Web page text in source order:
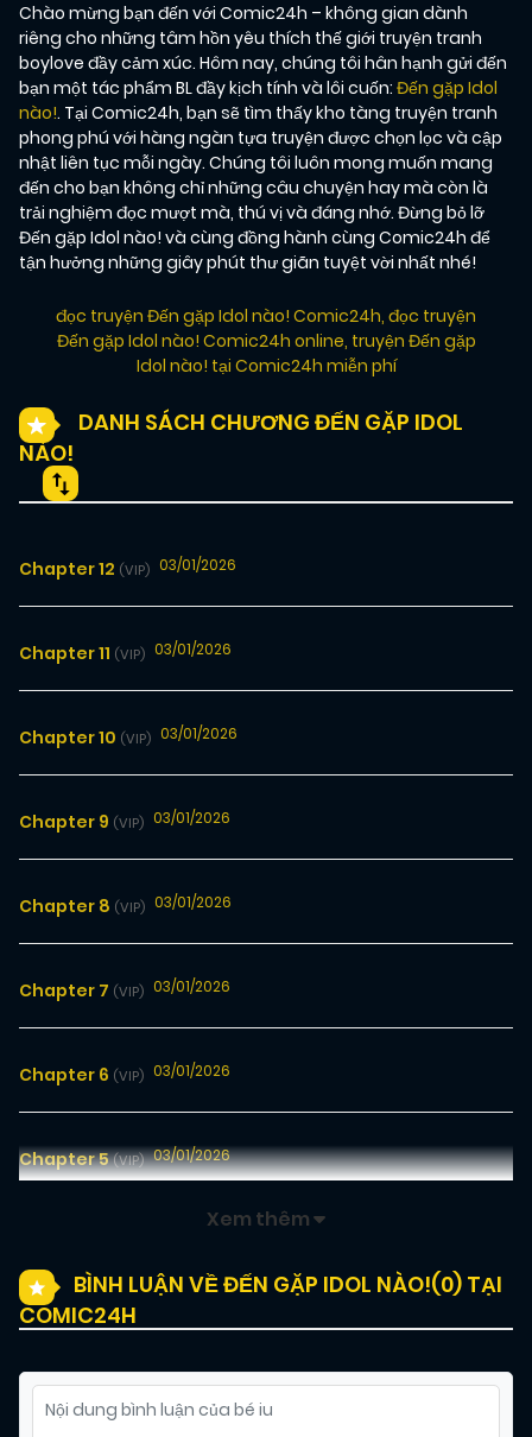
Chào mừng bạn đến với Comic24h – không gian dành
riêng cho những tâm hồn yêu thích thế giới truyện tranh
boylove đầy cảm xúc. Hôm nay, chúng tôi hân hạnh gửi đến
bạn một tác phẩm BL đầy kịch tính và lôi cuốn: Đến gặp Idol
nào!. Tại Comic24h, bạn sẽ tìm thấy kho tàng truyện tranh
phong phú với hàng ngàn tựa truyện được chọn lọc và cập
nhật liên tục mỗi ngày. Chúng tôi luôn mong muốn mang
đến cho bạn không chỉ những câu chuyện hay mà còn là
trải nghiệm đọc mượt mà, thú vị và đáng nhớ. Đừng bỏ lỡ
Đến gặp Idol nào! và cùng đồng hành cùng Comic24h để
tận hưởng những giây phút thư giãn tuyệt vời nhất nhé!
đọc truyện Đến gặp Idol nào! Comic24h, đọc truyện
Đến gặp Idol nào! Comic24h online, truyện Đến gặp
Idol nào! tại Comic24h miễn phí
DANH SÁCH CHƯƠNG ĐẾN GẶP IDOL
NÀO!
Chapter 12 (VIP) 03/01/2026
Chapter 11 (VIP) 03/01/2026
Chapter 10 (VIP) 03/01/2026
Chapter 9 (VIP) 03/01/2026
Chapter 8 (VIP) 03/01/2026
Chapter 7 (VIP) 03/01/2026
Chapter 6 (VIP) 03/01/2026
Chapter 5(VIP) 03/01/2026
Chapter 3(VIP) 03/01/2026
Chapter 2(VIP) 03/01/2026
Xem thêm
BÌNH LUẬN VỀ ĐẾN GẶP IDOL NÀO!(0) TẠI
COMIC24H